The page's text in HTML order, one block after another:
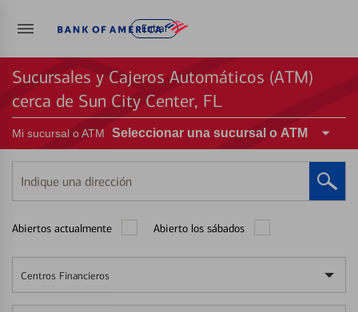
Entrar
Sucursales y Cajeros Automáticos (ATM)
cerca de Sun City Center, FL
Mi sucursal o ATM Seleccionar una sucursal o ATM
Indique
una
Abiertos actualmente Abierto los sábados
Centros Financieros